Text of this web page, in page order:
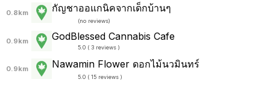
0.8km กัญชาออแกนิคจากเด็กบ้านๆ
(no reviews)
0.9km GodBlessed Cannabis Cafe
5.0 ( 3 reviews )
0.9km Nawamin Flower ดอกไม้นวมินทร์
5.0 ( 15 reviews )